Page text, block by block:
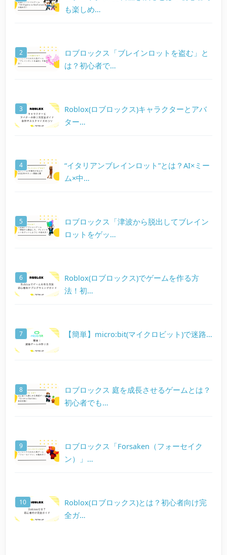
も楽しめ…
ロブロックス「ブレインロットを盗む」と
は？初心者で…
Roblox(ロブロックス)キャラクターとアバ
ター…
“イタリアンブレインロット”とは？AI×ミー
ム×中…
ロブロックス「津波から脱出してブレイン
ロットをゲッ…
Roblox(ロブロックス)でゲームを作る方
法！初…
【簡単】micro:bit(マイクロビット)で迷路…
ロブロックス 庭を成長させるゲームとは？
初心者でも…
ロブロックス「Forsaken（フォーセイク
ン）」…
Roblox(ロブロックス)とは？初心者向け完
全ガ…